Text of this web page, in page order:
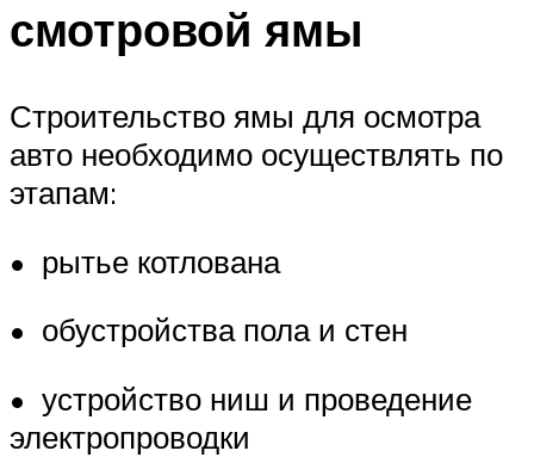
смотровой ямы
Строительство ямы для осмотра
авто необходимо осуществлять по
этапам:
• рытье котлована
• обустройства пола и стен
• устройство ниш и проведение
электропроводки